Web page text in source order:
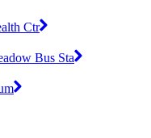
Ctr
Bus Sta